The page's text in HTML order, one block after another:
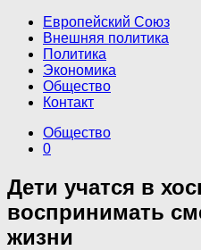
Европейский Союз
Внешняя политика
Политика
Экономика
Общество
Контакт
Общество
0
Дети учатся в
воспринимать
жизни